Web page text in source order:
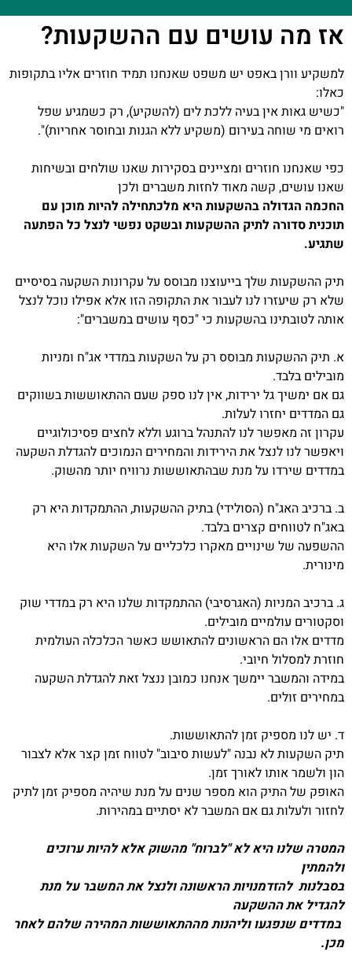
אז מה עושים עם ההשקעות?
למשקיע וורן באפט יש משפט שאנחנו תמיד חוזרים אליו בתקופות
כאלו:
"כשיש גאות אין בעיה ללכת לים (להשקיע), רק כשמגיע שפל
רואים מי שוחה בעירום (משקיע ללא הגנות ובחוסר אחריות)".
כפי שאנחנו חוזרים ומציינים בסקירות שאנו שולחים ובשיחות
שאנו עושים, קשה מאוד לחזות משברים ולכן
החכמה הגדולה בהשקעות היא מלכתחילה להיות מוכן עם
תוכנית סדורה לתיק ההשקעות ובשקט נפשי לנצל כל הפתעה
שתגיע.
תיק ההשקעות שלך בייעוצנו מבוסס על עקרונות השקעה בסיסיים
שלא רק שיעזרו לנו לעבור את התקופה הזו אלא אפילו נוכל לנצל
אותה לטובתינו בהשקעות כי "כסף עושים במשברים":
א. תיק ההשקעות מבוסס רק על השקעות במדדי אג"ח ומניות
מובילים בלבד.
גם אם ימשיך גל ירידות, אין לנו ספק שעם ההתאוששות בשווקים
גם המדדים יחזרו לעלות.
עקרון זה מאפשר לנו להתנהל ברוגע וללא לחצים פסיכולוגיים
ויאפשר לנו לנצל את הירידות והמחירים הנמוכים להגדלת השקעה
במדדים שירדו על מנת שבהתאוששות נרוויח יותר מהשוק.
ב. ברכיב האג"ח (הסולידי) בתיק ההשקעות, ההתמקדות היא רק
באג"ח לטווחים קצרים בלבד.
ההשפעה של שינויים מאקרו כלכליים על השקעות אלו היא
מינורית.
ג. ברכיב המניות (האגרסיבי) ההתמקדות שלנו היא רק במדדי שוק
וסקטורים עולמיים מובילים.
מדדים אלו הם הראשונים להתאושש כאשר הכלכלה העולמית
חוזרת למסלול חיובי.
במידה והמשבר יימשך אנחנו כמובן ננצל זאת להגדלת השקעה
במחירים זולים.
ד. יש לנו מספיק זמן להתאוששות.
תיק השקעות לא נבנה "לעשות סיבוב" לטווח זמן קצר אלא לצבור
הון ולשמר אותו לאורך זמן.
האופק של התיק הוא מספר שנים על מנת שיהיה מספיק זמן לתיק
לחזור ולעלות גם אם המשבר לא יסתיים במהירות.
המטרה שלנו היא לא "לברוח" מהשוק אלא להיות ערוכים
ולהמתין
בסבלנות להזדמנויות הראשונה ולנצל את המשבר על מנת
להגדיל את ההשקעה
במדדים שנפגעו וליהנות מההתאוששות המהירה שלהם לאחר
מכן.